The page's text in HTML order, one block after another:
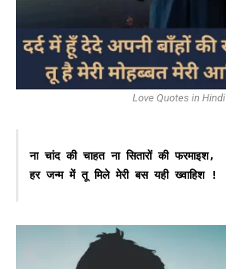
Love Quotes in Hindi
ना चांद की चाहत ना सितारों की फरमाइश,
हर जन्म में तू मिले मेरी बस यही ख्वाहिश !